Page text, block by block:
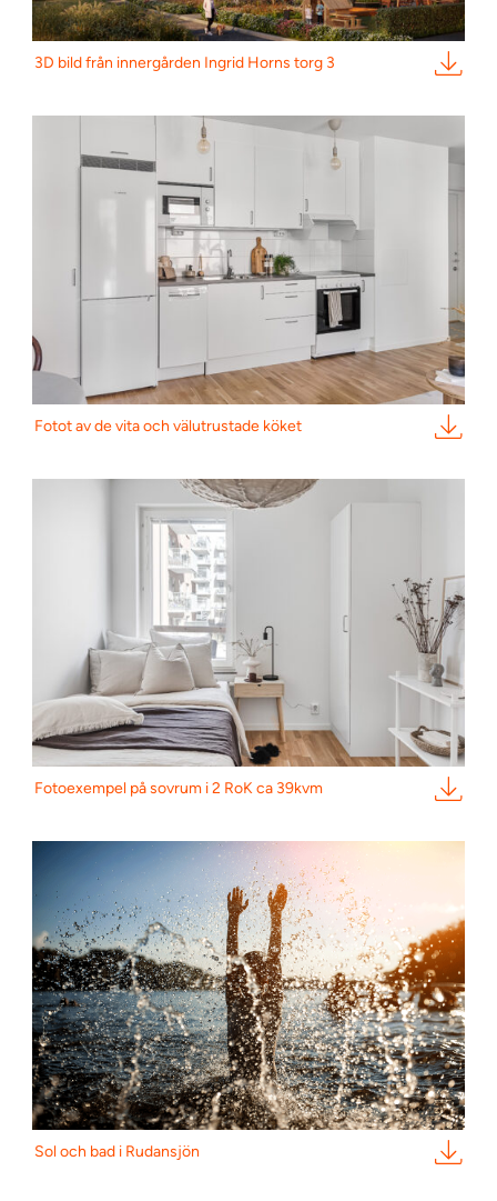
3D bild från innergården Ingrid Horns torg 3
Fotot av de vita och välutrustade köket
Fotoexempel på sovrum i 2 RoK ca 39kvm
Sol och bad i Rudansjön